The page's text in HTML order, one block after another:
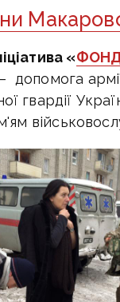
«ФОНД
допомога
гвардії